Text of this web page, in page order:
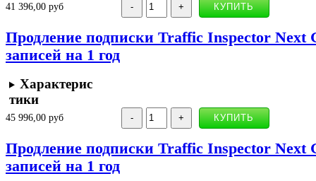
41 396,00 руб
Продление подписки Traffic Inspector Next
записей на 1 год
Характерис
тики
45 996,00 руб
Продление подписки Traffic Inspector Next
записей на 1 год